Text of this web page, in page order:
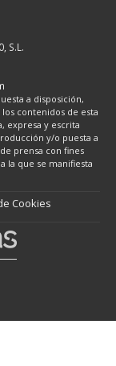
S.L.
a disposición,
contenidos de esta
expresa y escrita
y/o puesta a
prensa con fines
la que se manifiesta
Cookies